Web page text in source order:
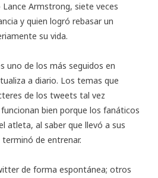
Armstrong, siete veces
y quien logró rebasar un
su vida.
uno de los más seguidos en
a diario. Los temas que
de los tweets tal vez
bien porque los fanáticos
atleta, al saber que llevó a sus
de entrenar.
de forma espontánea; otros